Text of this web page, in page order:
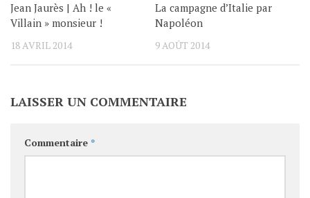
Jean Jaurès | Ah ! le «
Villain » monsieur !
18 AVRIL 2014
La campagne d’Italie par
Napoléon
9 AOÛT 2014
LAISSER UN COMMENTAIRE
Commentaire *